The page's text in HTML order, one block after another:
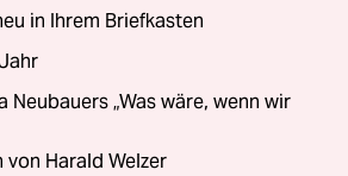
in Ihrem Briefkasten
Neubauers „Was wäre, wenn wir
von Harald Welzer